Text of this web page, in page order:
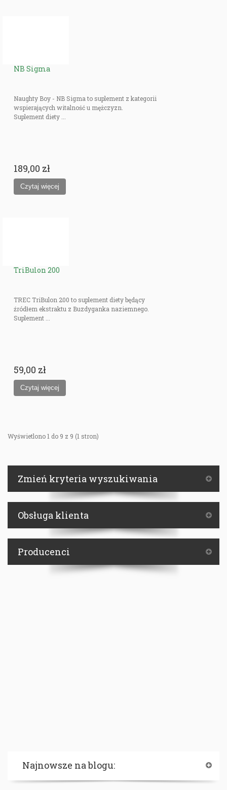
NB Sigma
Naughty Boy - NB Sigma to suplement z kategorii
wspierających witalność u mężczyzn.
Suplement diety ...
189,00 zł
TriBulon 200
TREC TriBulon 200 to suplement diety będący
źródłem ekstraktu z Buzdyganka naziemnego.
Suplement ...
59,00 zł
Wyświetlono 1 do 9 z 9 (1 stron)
Zmień kryteria wyszukiwania
Obsługa klienta
Producenci
Najnowsze na blogu: